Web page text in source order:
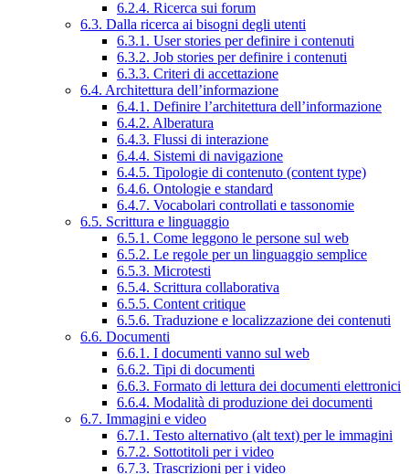
6.2.4. Ricerca sui forum
6.3. Dalla ricerca ai bisogni degli utenti
6.3.1. User stories per definire i contenuti
6.3.2. Job stories per definire i contenuti
6.3.3. Criteri di accettazione
6.4. Architettura dell’informazione
6.4.1. Definire l’architettura dell’informazione
6.4.2. Alberatura
6.4.3. Flussi di interazione
6.4.4. Sistemi di navigazione
6.4.5. Tipologie di contenuto (content type)
6.4.6. Ontologie e standard
6.4.7. Vocabolari controllati e tassonomie
6.5. Scrittura e linguaggio
6.5.1. Come leggono le persone sul web
6.5.2. Le regole per un linguaggio semplice
6.5.3. Microtesti
6.5.4. Scrittura collaborativa
6.5.5. Content critique
6.5.6. Traduzione e localizzazione dei contenuti
6.6. Documenti
6.6.1. I documenti vanno sul web
6.6.2. Tipi di documenti
6.6.3. Formato di lettura dei documenti elettronici
6.6.4. Modalità di produzione dei documenti
6.7. Immagini e video
6.7.1. Testo alternativo (alt text) per le immagini
6.7.2. Sottotitoli per i video
6.7.3. Trascrizioni per i video